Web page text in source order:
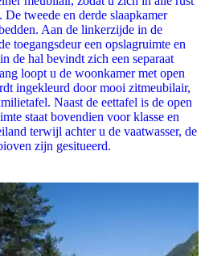
tweede en derde slaapkamer
Aan de linkerzijde in de
toegangsdeur een opslagruimte en
de hal bevindt zich een separaat
loopt u de woonkamer met open
ingekleurd door mooi zitmeubilair,
Naast de eettafel is de open
staat bovendien voor klasse en
terwijl achter u de vaatwasser, de
zijn gesitueerd.